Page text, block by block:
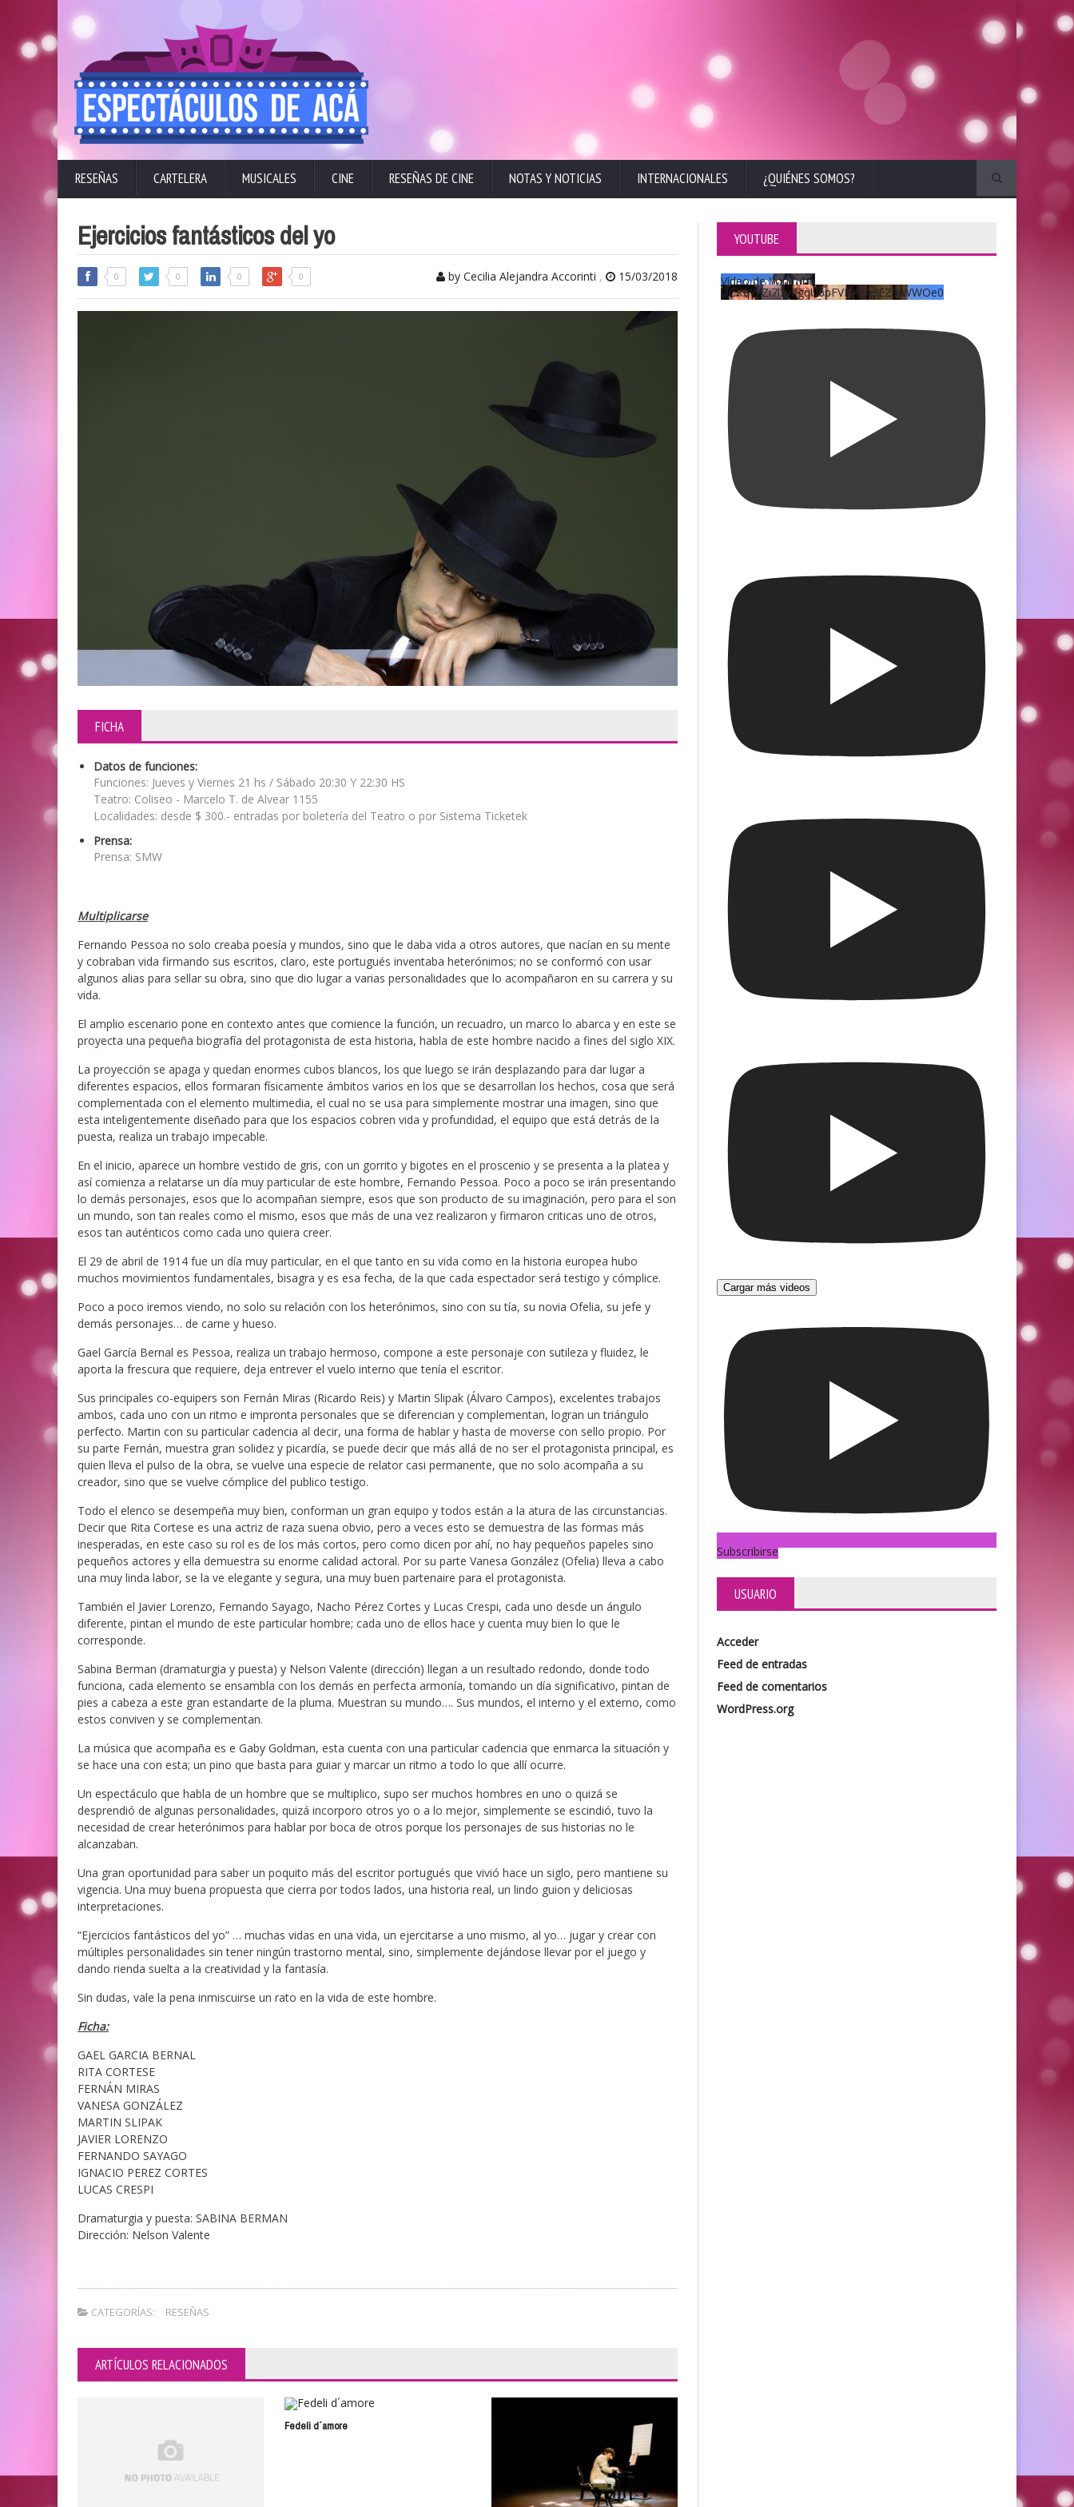
RESEÑAS CARTELERA MUSICALES CINE RESEÑAS DE CINE NOTAS Y NOTICIAS INTERNACIONALES ¿QUIÉNES SOMOS?
Ejercicios fantásticos del yo
0 0 0 0 by Cecilia Alejandra Accorinti , 15/03/2018
FICHA
Datos de funciones:
Funciones: Jueves y Viernes 21 hs / Sábado 20:30 Y 22:30 HS
Teatro: Coliseo - Marcelo T. de Alvear 1155
Localidades: desde $ 300.- entradas por boletería del Teatro o por Sistema Ticketek
Prensa:
Prensa: SMW
Multiplicarse
Fernando Pessoa no solo creaba poesía y mundos, sino que le daba vida a otros autores, que nacían en su mente
y cobraban vida firmando sus escritos, claro, este portugués inventaba heterónimos; no se conformó con usar
algunos alias para sellar su obra, sino que dio lugar a varias personalidades que lo acompañaron en su carrera y su
vida.
El amplio escenario pone en contexto antes que comience la función, un recuadro, un marco lo abarca y en este se
proyecta una pequeña biografía del protagonista de esta historia, habla de este hombre nacido a fines del siglo XIX.
La proyección se apaga y quedan enormes cubos blancos, los que luego se irán desplazando para dar lugar a
diferentes espacios, ellos formaran físicamente ámbitos varios en los que se desarrollan los hechos, cosa que será
complementada con el elemento multimedia, el cual no se usa para simplemente mostrar una imagen, sino que
esta inteligentemente diseñado para que los espacios cobren vida y profundidad, el equipo que está detrás de la
puesta, realiza un trabajo impecable.
En el inicio, aparece un hombre vestido de gris, con un gorrito y bigotes en el proscenio y se presenta a la platea y
así comienza a relatarse un día muy particular de este hombre, Fernando Pessoa. Poco a poco se irán presentando
lo demás personajes, esos que lo acompañan siempre, esos que son producto de su imaginación, pero para el son
un mundo, son tan reales como el mismo, esos que más de una vez realizaron y firmaron criticas uno de otros,
esos tan auténticos como cada uno quiera creer.
El 29 de abril de 1914 fue un día muy particular, en el que tanto en su vida como en la historia europea hubo
muchos movimientos fundamentales, bisagra y es esa fecha, de la que cada espectador será testigo y cómplice.
Poco a poco iremos viendo, no solo su relación con los heterónimos, sino con su tía, su novia Ofelia, su jefe y
demás personajes… de carne y hueso.
Gael García Bernal es Pessoa, realiza un trabajo hermoso, compone a este personaje con sutileza y fluidez, le
aporta la frescura que requiere, deja entrever el vuelo interno que tenía el escritor.
Sus principales co-equipers son Fernán Miras (Ricardo Reis) y Martin Slipak (Álvaro Campos), excelentes trabajos
ambos, cada uno con un ritmo e impronta personales que se diferencian y complementan, logran un triángulo
perfecto. Martin con su particular cadencia al decir, una forma de hablar y hasta de moverse con sello propio. Por
su parte Fernán, muestra gran solidez y picardía, se puede decir que más allá de no ser el protagonista principal, es
quien lleva el pulso de la obra, se vuelve una especie de relator casi permanente, que no solo acompaña a su
creador, sino que se vuelve cómplice del publico testigo.
Todo el elenco se desempeña muy bien, conforman un gran equipo y todos están a la atura de las circunstancias.
Decir que Rita Cortese es una actriz de raza suena obvio, pero a veces esto se demuestra de las formas más
inesperadas, en este caso su rol es de los más cortos, pero como dicen por ahí, no hay pequeños papeles sino
pequeños actores y ella demuestra su enorme calidad actoral. Por su parte Vanesa González (Ofelia) lleva a cabo
una muy linda labor, se la ve elegante y segura, una muy buen partenaire para el protagonista.
También el Javier Lorenzo, Fernando Sayago, Nacho Pérez Cortes y Lucas Crespi, cada uno desde un ángulo
diferente, pintan el mundo de este particular hombre; cada uno de ellos hace y cuenta muy bien lo que le
corresponde.
Sabina Berman (dramaturgia y puesta) y Nelson Valente (dirección) llegan a un resultado redondo, donde todo
funciona, cada elemento se ensambla con los demás en perfecta armonía, tomando un día significativo, pintan de
pies a cabeza a este gran estandarte de la pluma. Muestran su mundo…. Sus mundos, el interno y el externo, como
estos conviven y se complementan.
La música que acompaña es e Gaby Goldman, esta cuenta con una particular cadencia que enmarca la situación y
se hace una con esta; un pino que basta para guiar y marcar un ritmo a todo lo que allí ocurre.
Un espectáculo que habla de un hombre que se multiplico, supo ser muchos hombres en uno o quizá se
desprendió de algunas personalidades, quizá incorporo otros yo o a lo mejor, simplemente se escindió, tuvo la
necesidad de crear heterónimos para hablar por boca de otros porque los personajes de sus historias no le
alcanzaban.
Una gran oportunidad para saber un poquito más del escritor portugués que vivió hace un siglo, pero mantiene su
vigencia. Una muy buena propuesta que cierra por todos lados, una historia real, un lindo guion y deliciosas
interpretaciones.
“Ejercicios fantásticos del yo” … muchas vidas en una vida, un ejercitarse a uno mismo, al yo… jugar y crear con
múltiples personalidades sin tener ningún trastorno mental, sino, simplemente dejándose llevar por el juego y
dando rienda suelta a la creatividad y la fantasía.
Sin dudas, vale la pena inmiscuirse un rato en la vida de este hombre.
Ficha:
GAEL GARCIA BERNAL
RITA CORTESE
FERNÁN MIRAS
VANESA GONZÁLEZ
MARTIN SLIPAK
JAVIER LORENZO
FERNANDO SAYAGO
IGNACIO PEREZ CORTES
LUCAS CRESPI
Dramaturgia y puesta: SABINA BERMAN
Dirección: Nelson Valente
CATEGORÍAS: RESEÑAS
ARTÍCULOS RELACIONADOS
Fedeli d´amore
YOUTUBE
Vídeo de YouTube
UCKqYjiZi7lzy6gqU6pFVFiA_A3EZ9JWWOe0
Cargar más videos
Subscribirse
USUARIO
Acceder
Feed de entradas
Feed de comentarios
WordPress.org